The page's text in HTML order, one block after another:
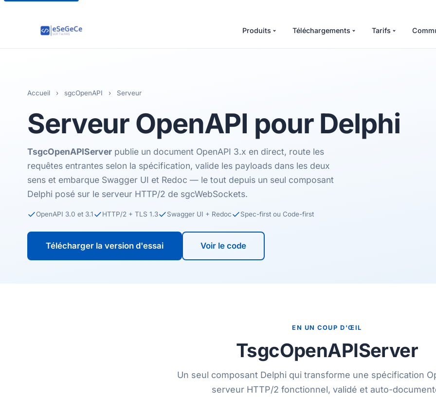
Produits Téléchargements Tarifs
Accueil › sgcOpenAPI › Serveur
Serveur OpenAPI pour Delphi
TsgcOpenAPIServer publie un document OpenAPI 3.x en direct, route les
requêtes entrantes selon la spécification, valide les payloads dans les deux
sens et embarque Swagger UI et Redoc — le tout depuis un seul composant
Delphi posé sur le serveur HTTP/2 de sgcWebSockets.
OpenAPI 3.0 et 3.1 HTTP/2 + TLS 1.3 Swagger UI + Redoc Spec-first ou Code-first
Télécharger la version d'essai Voir le code
EN UN COUP D'ŒIL
TsgcOpenAPIServer
Un seul composant Delphi qui transforme une spécification
serveur HTTP/2 fonctionnel, validé et auto-